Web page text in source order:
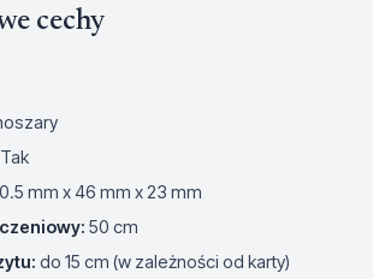
cechy
Tak
mm x 46 mm x 23 mm
50 cm
do 15 cm (w zależności od karty)